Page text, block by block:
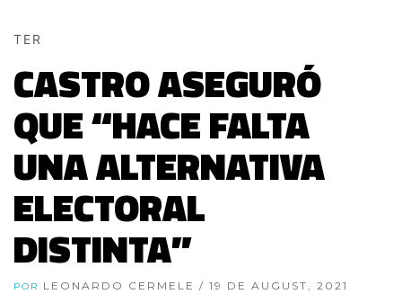
TER
CASTRO ASEGURÓ
QUE “HACE FALTA
UNA ALTERNATIVA
ELECTORAL
DISTINTA”
POR LEONARDO CERMELE / 19 DE AUGUST, 2021